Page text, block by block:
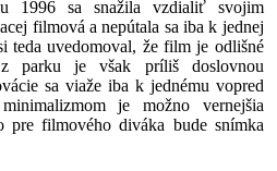
1996 sa snažila vzdialiť svojim
filmová a nepútala sa iba k jednej
teda uvedomoval, že film je odlišné
parku je však príliš doslovnou
sa viaže iba k jednému vopred
je možno vernejšia
pre filmového diváka bude snímka